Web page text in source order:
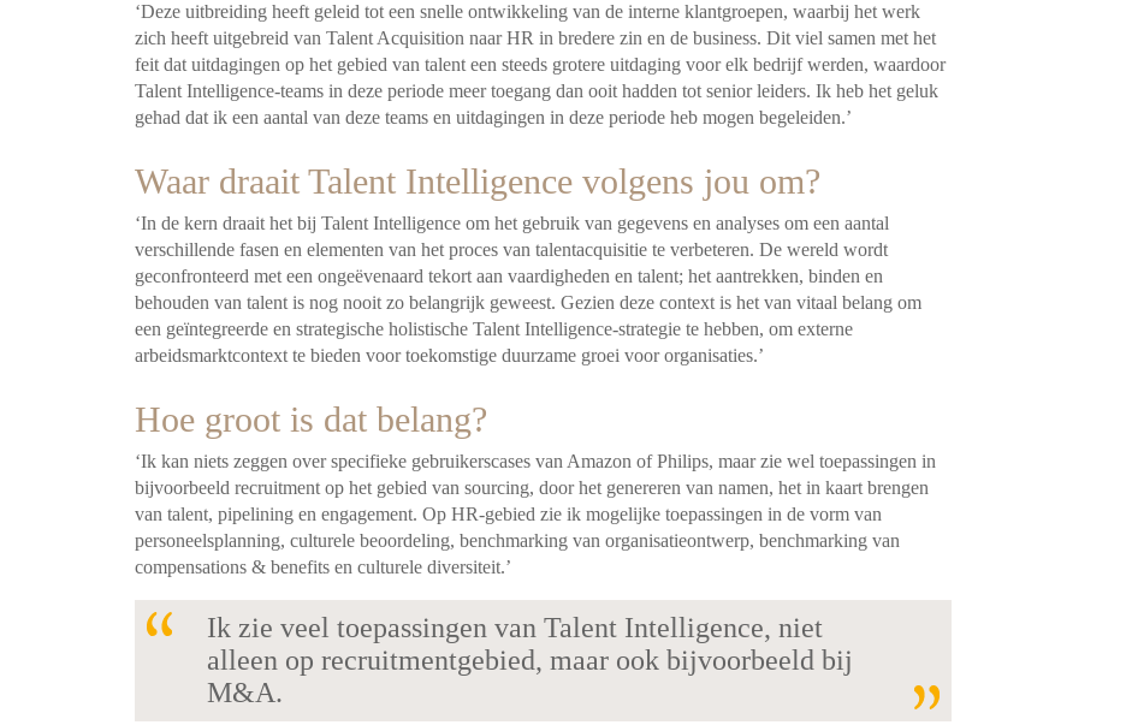
‘Deze uitbreiding heeft geleid tot een snelle ontwikkeling van de interne klantgroepen, waarbij het werk
zich heeft uitgebreid van Talent Acquisition naar HR in bredere zin en de business. Dit viel samen met het
feit dat uitdagingen op het gebied van talent een steeds grotere uitdaging voor elk bedrijf werden, waardoor
Talent Intelligence-teams in deze periode meer toegang dan ooit hadden tot senior leiders. Ik heb het geluk
gehad dat ik een aantal van deze teams en uitdagingen in deze periode heb mogen begeleiden.’
Waar draait Talent Intelligence volgens jou om?
‘In de kern draait het bij Talent Intelligence om het gebruik van gegevens en analyses om een aantal
verschillende fasen en elementen van het proces van talentacquisitie te verbeteren. De wereld wordt
geconfronteerd met een ongeëvenaard tekort aan vaardigheden en talent; het aantrekken, binden en
behouden van talent is nog nooit zo belangrijk geweest. Gezien deze context is het van vitaal belang om
een geïntegreerde en strategische holistische Talent Intelligence-strategie te hebben, om externe
arbeidsmarktcontext te bieden voor toekomstige duurzame groei voor organisaties.’
Hoe groot is dat belang?
‘Ik kan niets zeggen over specifieke gebruikerscases van Amazon of Philips, maar zie wel toepassingen in
bijvoorbeeld recruitment op het gebied van sourcing, door het genereren van namen, het in kaart brengen
van talent, pipelining en engagement. Op HR-gebied zie ik mogelijke toepassingen in de vorm van
personeelsplanning, culturele beoordeling, benchmarking van organisatieontwerp, benchmarking van
compensations & benefits en culturele diversiteit.’
Ik zie veel toepassingen van Talent Intelligence, niet
alleen op recruitmentgebied, maar ook bijvoorbeeld bij
M&A.